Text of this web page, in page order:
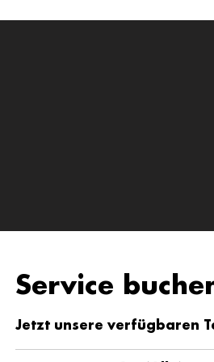
Service
Jetzt unsere verfügbaren